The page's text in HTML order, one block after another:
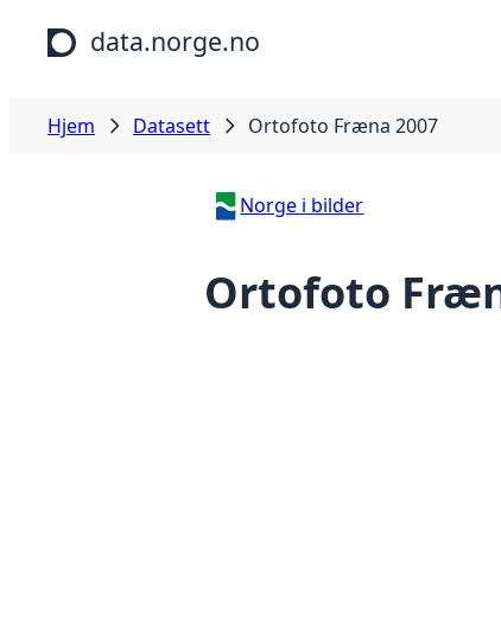
Hopp til hovedinnhold
data.norge.no
Hjem Datasett Ortofoto Fræna 2007
Norge i bilder
Ortofoto